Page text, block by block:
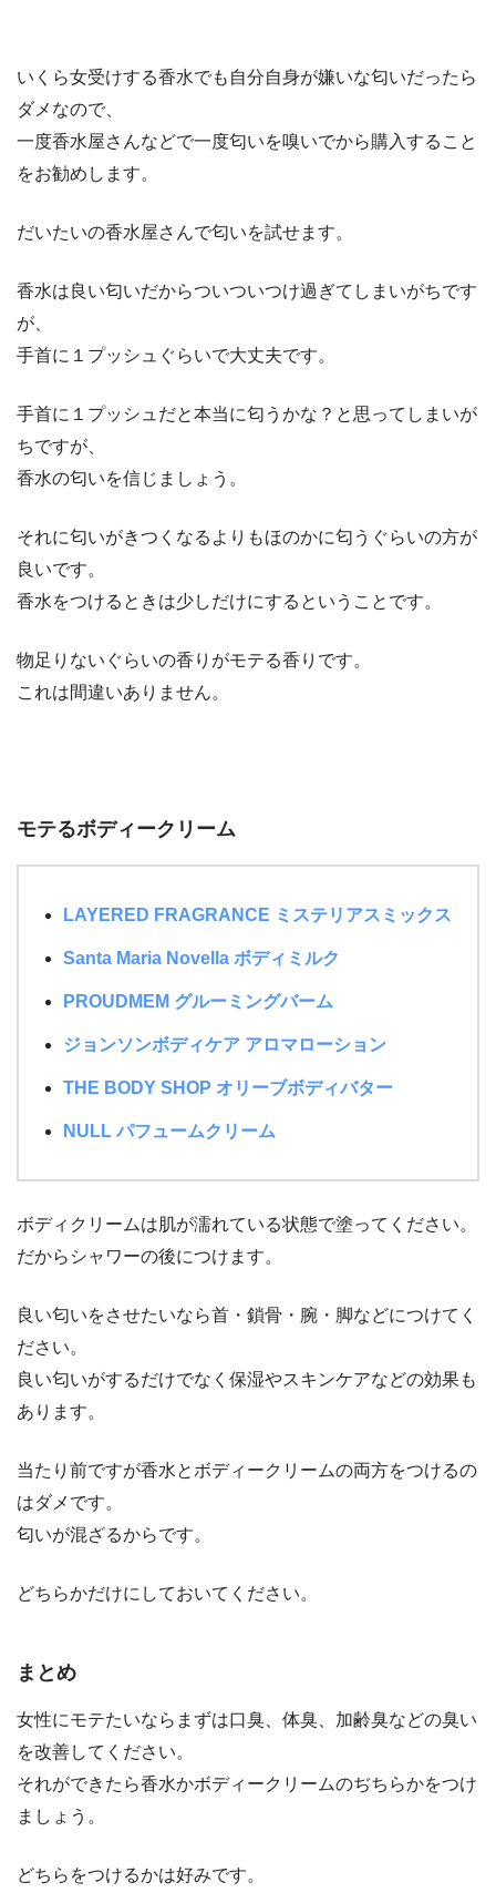
いくら女受けする香水でも自分自身が嫌いな匂いだったら
ダメなので、
一度香水屋さんなどで一度匂いを嗅いでから購入すること
をお勧めします。
だいたいの香水屋さんで匂いを試せます。
香水は良い匂いだからついついつけ過ぎてしまいがちです
が、
手首に１プッシュぐらいで大丈夫です。
手首に１プッシュだと本当に匂うかな？と思ってしまいが
ちですが、
香水の匂いを信じましょう。
それに匂いがきつくなるよりもほのかに匂うぐらいの方が
良いです。
香水をつけるときは少しだけにするということです。
物足りないぐらいの香りがモテる香りです。
これは間違いありません。
モテるボディークリーム
LAYERED FRAGRANCE ミステリアスミックス
Santa Maria Novella ボディミルク
PROUDMEM グルーミングバーム
ジョンソンボディケア アロマローション
THE BODY SHOP オリーブボディバター
NULL パフュームクリーム
ボディクリームは肌が濡れている状態で塗ってください。
だからシャワーの後につけます。
良い匂いをさせたいなら首・鎖骨・腕・脚などにつけてく
ださい。
良い匂いがするだけでなく保湿やスキンケアなどの効果も
あります。
当たり前ですが香水とボディークリームの両方をつけるの
はダメです。
匂いが混ざるからです。
どちらかだけにしておいてください。
まとめ
女性にモテたいならまずは口臭、体臭、加齢臭などの臭い
を改善してください。
それができたら香水かボディークリームのぢちらかをつけ
ましょう。
どちらをつけるかは好みです。